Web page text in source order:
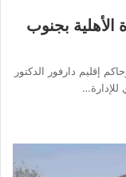
الأهلية بجنوب
إقليم دارفور الدكتور
للإدارة…